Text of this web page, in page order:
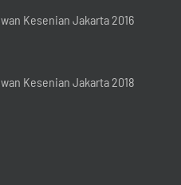
Kesenian Jakarta 2016
Kesenian Jakarta 2018